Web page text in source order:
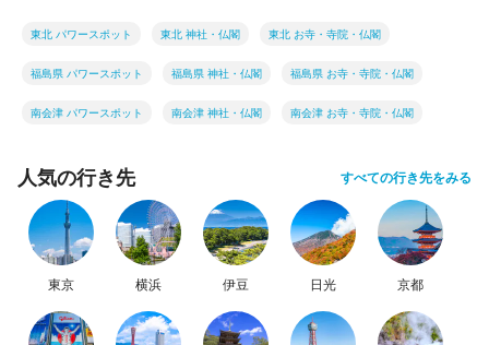
東北 パワースポット 東北 神社・仏閣 東北 お寺・寺院・仏閣
福島県 パワースポット 福島県 神社・仏閣 福島県 お寺・寺院・仏閣
南会津 パワースポット 南会津 神社・仏閣 南会津 お寺・寺院・仏閣
人気の行き先 すべての行き先をみる
東京 横浜 伊豆 日光 京都